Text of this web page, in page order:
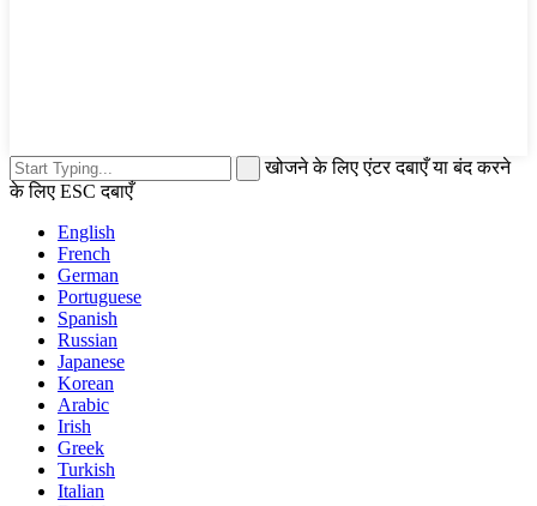
खोजने के लिए एंटर दबाएँ या बंद करने
के लिए ESC दबाएँ
English
French
German
Portuguese
Spanish
Russian
Japanese
Korean
Arabic
Irish
Greek
Turkish
Italian